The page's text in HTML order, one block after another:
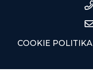
COOKIE POLITIKA